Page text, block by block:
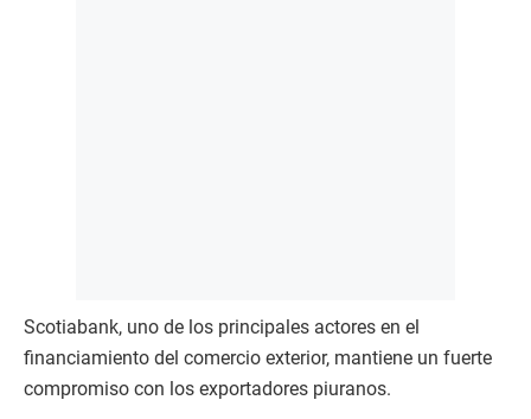
Scotiabank, uno de los principales actores en el
financiamiento del comercio exterior, mantiene un fuerte
compromiso con los exportadores piuranos.